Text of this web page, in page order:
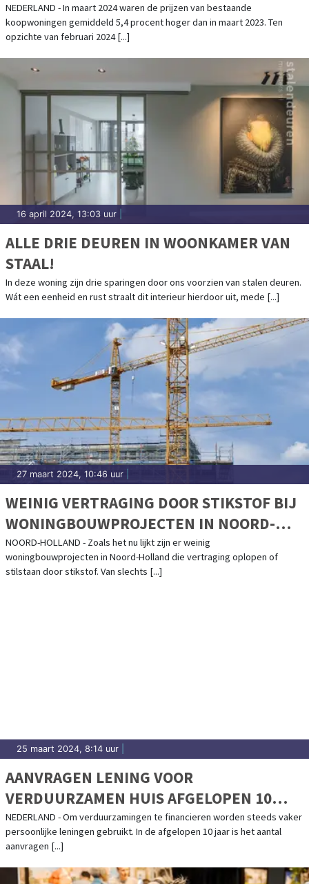
NEDERLAND - In maart 2024 waren de prijzen van bestaande
koopwoningen gemiddeld 5,4 procent hoger dan in maart 2023. Ten
opzichte van februari 2024 [...]
16 april 2024, 13:03 uur
ALLE DRIE DEUREN IN WOONKAMER VAN
STAAL!
In deze woning zijn drie sparingen door ons voorzien van stalen deuren.
Wát een eenheid en rust straalt dit interieur hierdoor uit, mede [...]
27 maart 2024, 10:46 uur
WEINIG VERTRAGING DOOR STIKSTOF BIJ
WONINGBOUWPROJECTEN IN NOORD-
HOLLAND
NOORD-HOLLAND - Zoals het nu lijkt zijn er weinig
woningbouwprojecten in Noord-Holland die vertraging oplopen of
stilstaan door stikstof. Van slechts [...]
25 maart 2024, 8:14 uur
AANVRAGEN LENING VOOR
VERDUURZAMEN HUIS AFGELOPEN 10
JAAR VERACHTVOUDIGD
NEDERLAND - Om verduurzamingen te financieren worden steeds vaker
persoonlijke leningen gebruikt. In de afgelopen 10 jaar is het aantal
aanvragen [...]